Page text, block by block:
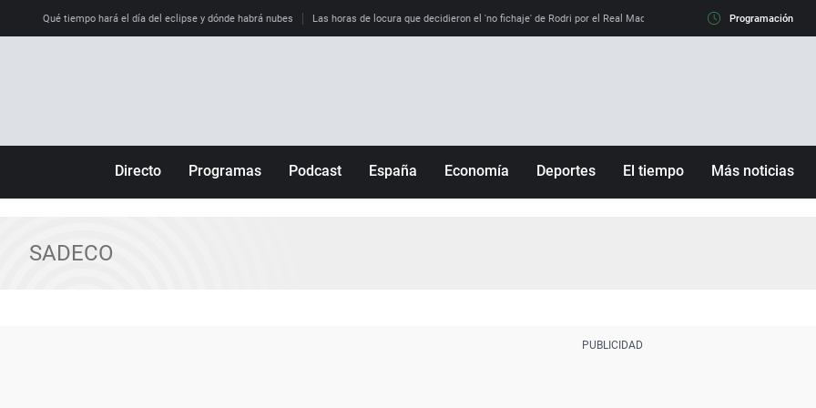
Qué tiempo hará el día del eclipse y dónde habrá nubes Las horas de locura que decidieron el 'no fichaje' de Rodri por el Real Madrid y su 'sí' al Barça La llamada
Programación
Directo Programas Podcast España Economía Deportes El tiempo Más noticias
SADECO